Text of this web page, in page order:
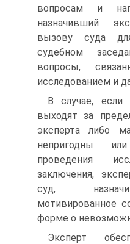
вопросам и
назначивший
вызову суда
судебном
вопросы,
исследованием и
В случае, если
выходят за
эксперта либо
непригодны
проведения
заключения,
суд,
мотивированное
форме о
Эксперт